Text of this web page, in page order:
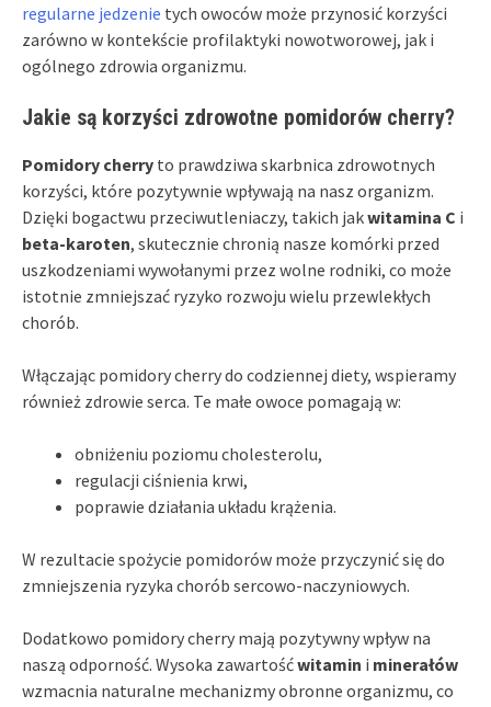
regularne jedzenie tych owoców może przynosić korzyści
zarówno w kontekście profilaktyki nowotworowej, jak i
ogólnego zdrowia organizmu.
Jakie są korzyści zdrowotne pomidorów cherry?
Pomidory cherry to prawdziwa skarbnica zdrowotnych
korzyści, które pozytywnie wpływają na nasz organizm.
Dzięki bogactwu przeciwutleniaczy, takich jakwitamina C i
beta-karoten, skutecznie chronią nasze komórki przed
uszkodzeniami wywołanymi przez wolne rodniki, co może
istotnie zmniejszać ryzyko rozwoju wielu przewlekłych
chorób.
Włączając pomidory cherry do codziennej diety, wspieramy
również zdrowie serca. Te małe owoce pomagają w:
obniżeniu poziomu cholesterolu,
regulacji ciśnienia krwi,
poprawie działania układu krążenia.
W rezultacie spożycie pomidorów może przyczynić się do
zmniejszenia ryzyka chorób sercowo-naczyniowych.
Dodatkowo pomidory cherry mają pozytywny wpływ na
naszą odporność. Wysoka zawartośćwitamin i minerałów
wzmacnia naturalne mechanizmy obronne organizmu, co